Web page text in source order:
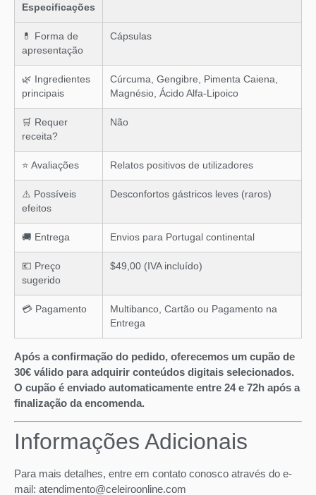
Especificações
💊 Forma de
apresentação
Cápsulas
🌿 Ingredientes
principais
Cúrcuma, Gengibre, Pimenta Caiena,
Magnésio, Ácido Alfa-Lipoico
🛒 Requer
receita?
Não
⭐ Avaliações Relatos positivos de utilizadores
⚠️ Possíveis
efeitos
Desconfortos gástricos leves (raros)
🚚 Entrega Envios para Portugal continental
💶 Preço
sugerido
$49,00 (IVA incluído)
💳 Pagamento
Multibanco, Cartão ou Pagamento na
Entrega
Após a confirmação do pedido, oferecemos um cupão de
30€ válido para adquirir conteúdos digitais selecionados.
O cupão é enviado automaticamente entre 24 e 72h após a
finalização da encomenda.
Informações Adicionais
Para mais detalhes, entre em contato conosco através do e-
mail: atendimento@celeiroonline.com